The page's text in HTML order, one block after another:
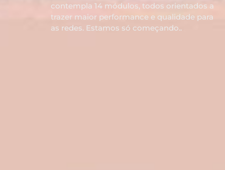
contempla 14 módulos, todos orientados a
trazer maior performance e qualidade para
as redes. Estamos só começando..